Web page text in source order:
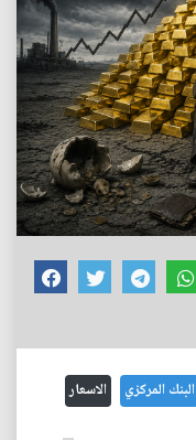
البنك المركزي الاسعار